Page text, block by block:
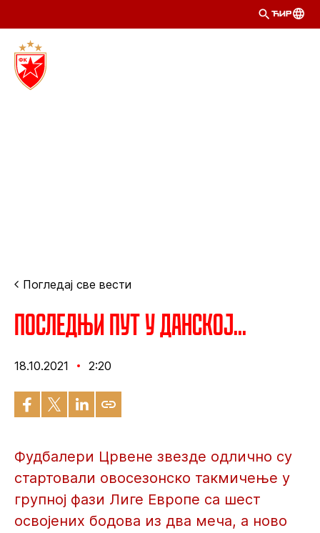
ЋИР
Погледај све вести
Последњи пут у Данској...
18.10.2021 2:20
Фудбалери Црвене звезде одлично су
стартовали овосезонско такмичење у
групној фази Лиге Европе са шест
освојених бодова из два меча, а ново